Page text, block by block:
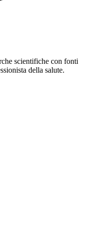
scientifiche con fonti
della salute.